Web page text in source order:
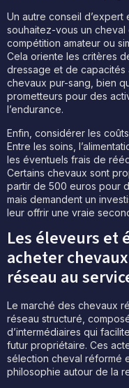
Un autre conseil
souhaitez-vous un cheval
compétition amateur ou
Cela oriente les critères
dressage et de capacités
chevaux pur-sang, bien
prometteurs pour des
l’endurance.
Enfin, considérer les
Entre les soins,
les éventuels frais de
Certains chevaux sont
partir de 500 euros pour
mais demandent un
leur offrir une vraie
Les éleveurs et
acheter
réseau au
Le marché des chevaux
réseau structuré,
d’intermédiaires qui
futur propriétaire. Ces
sélection cheval réformé
philosophie autour de la